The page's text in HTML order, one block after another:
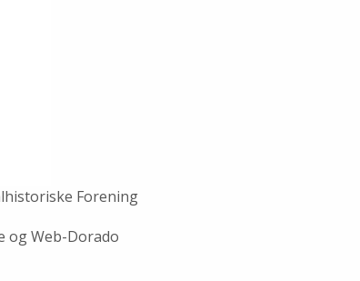
Forening
og Web-Dorado